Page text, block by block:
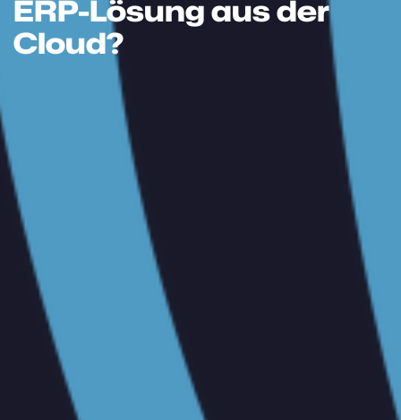
ERP-Lösung aus der
Cloud?